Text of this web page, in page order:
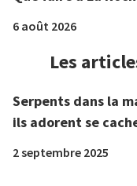
6 août 2026
Les
Serpents dans la
ils adorent se
2 septembre 2025